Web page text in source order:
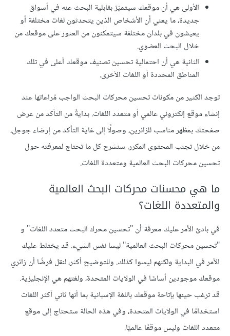
الأولى هي أن موقعك سيتميّز بقابلية البحث عنه في أسواق
جديدة، ما يعني أن الأشخاص الذين يتحدثون لغات مختلفة أو
يعيشون في بلدان مختلفة سيتمكنون من العثور على موقعك من
خلال البحث العضوي.
الثانية هي أن احتمالية تحسين تصنيف موقعك أعلى في تلك
المناطق المحددة أو اللغات الأخرى.
توجد الكثير من مكونات تحسين محركات البحث الواجب مُراعاتها عند
إنشاء موقع إلكتروني عالمي أو متعدد اللغات. بدايةً من التأكد من عرض
صفحتك بمظهر مناسب للزائرين، وصولًا إلى غاية التأكد من إرضاء جوجل،
من خلال تجنب المحتوى المكرر. سنشرح كل ما تحتاج لمعرفته حول
تحسين محركات البحث العالمية ومتعددة اللغات.
ما هي محسنات محركات البحث العالمية
والمتعددة اللغات؟
في بادئ الأمر عليك معرفة أن "تحسين محرك البحث متعدد اللغات" و
"تحسين محركات البحث العالمية" ليسا نفس الشيء. قد يختلط عليك
الأمر في البداية ولكنهم ليسوا كذلك. وللتوضيح أكثر، لنقل فرضًا أن زائري
موقعك موجودين أساسًا في الولايات المتحدة، ولغتهم هي الإنجليزية.
قد ترغب حينها بإتاحة موقعك باللغة الإسبانية بما أنها ثاني أكثر اللغات
استخدامًا في الولايات المتحدة، وفي هذه الحالة ستحتاج إلى موقع
متعدد اللغات وليس موقعًا عالميًا.